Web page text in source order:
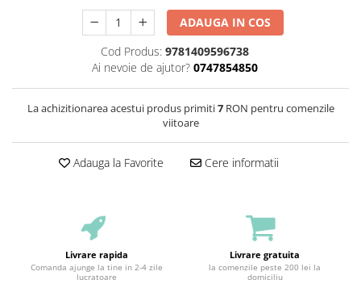
ADAUGA IN COS
Cod Produs: 9781409596738
Ai nevoie de ajutor? 0747854850
La achizitionarea acestui produs primiti7RON pentru comenzile
viitoare
Adauga la Favorite Cere informatii
Livrare rapida
Comanda ajunge la tine in 2-4 zile
lucratoare
Livrare gratuita
la comenzile peste 200 lei la
domiciliu